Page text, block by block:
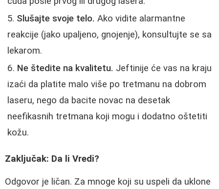
Slušajte svoje telo. Ako vidite alarmantne
reakcije (jako upaljeno, gnojenje), konsultujte se sa
lekarom.
Ne štedite na kvalitetu. Jeftinije će vas na kraju
izaći da platite malo više po tretmanu na dobrom
laseru, nego da bacite novac na desetak
neefikasnih tretmana koji mogu i dodatno oštetiti
kožu.
Zaključak: Da li Vredi?
Odgovor je ličan. Za mnoge koji su uspeli da uklone